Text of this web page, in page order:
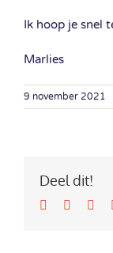
Ik hoop je snel
Marlies
9 november 2021
Deel dit!
Facebook
Twitter